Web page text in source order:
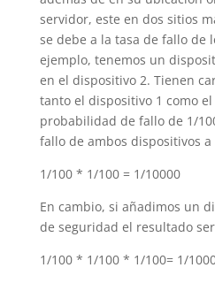
servidor, este en dos sitios
se debe a la tasa de fallo de
ejemplo, tenemos un
en el dispositivo 2. Tienen
tanto el dispositivo 1 como
probabilidad de fallo de 1/
fallo de ambos dispositivos a
1/100 * 1/100 = 1/10000
En cambio, si añadimos un
de seguridad el resultado
1/100 * 1/100 * 1/100= 1/